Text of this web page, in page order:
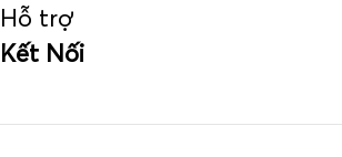
Hỗ trợ
Kết Nối